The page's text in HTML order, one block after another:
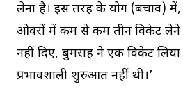
लेना है। इस तरह के योग (बचाव)
ओवरों में कम से कम तीन विकेट लेने
नहीं दिए, बुमराह ने एक विकेट
प्रभावशाली शुरुआत नहीं थी।’